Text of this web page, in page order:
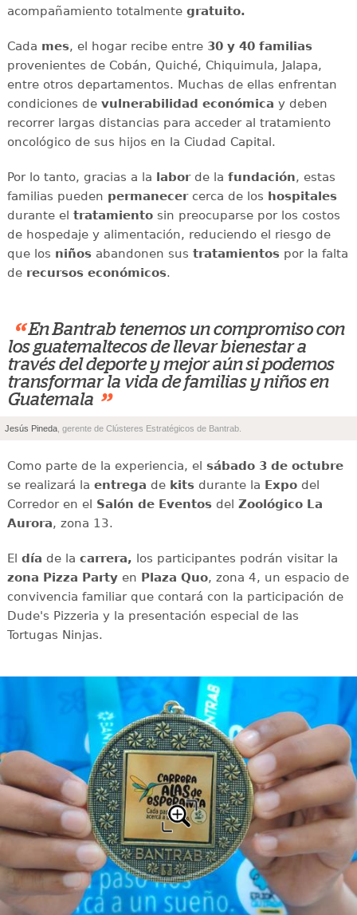
acompañamiento totalmente gratuito.
Cada mes, el hogar recibe entre 30 y 40 familias
provenientes de Cobán, Quiché, Chiquimula, Jalapa,
entre otros departamentos. Muchas de ellas enfrentan
condiciones de vulnerabilidad económica y deben
recorrer largas distancias para acceder al tratamiento
oncológico de sus hijos en la Ciudad Capital.
Por lo tanto, gracias a la laborde la fundación, estas
familias pueden permanecercerca de los hospitales
durante el tratamientosin preocuparse por los costos
de hospedaje y alimentación, reduciendo el riesgo de
que los niñosabandonen sus tratamientospor la falta
de recursos económicos.
“ En Bantrab tenemos un compromiso con
los guatemaltecos de llevar bienestar a
través del deporte y mejor aún si podemos
transformar la vida de familias y niños en
Guatemala ”
Jesús Pineda , gerente de Clústeres Estratégicos de Bantrab.
Como parte de la experiencia, el sábado 3 de octubre
se realizará la entrega de kitsdurante la Expodel
Corredor en el Salón de Eventosdel Zoológico La
Aurora, zona 13.
El día de la carrera, los participantes podrán visitar la
zona Pizza Partyen Plaza Quo, zona 4, un espacio de
convivencia familiar que contará con la participación de
Dude's Pizzeria y la presentación especial de las
Tortugas Ninjas.